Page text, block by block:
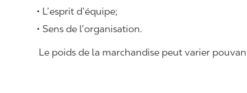
• L’esprit d’équipe;
• Sens de l’organisation.
Le poids de la marchandise peut varier